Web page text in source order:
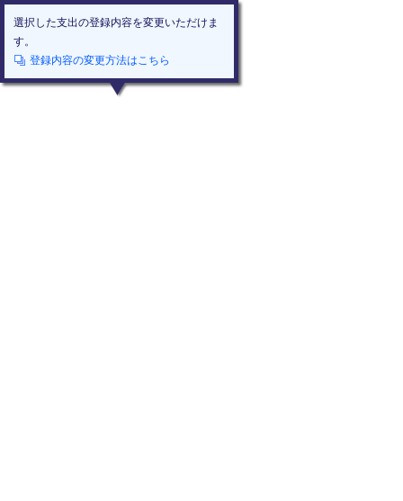
選択した支出の登録内容を変更いただけま
す。
登録内容の変更方法はこちら